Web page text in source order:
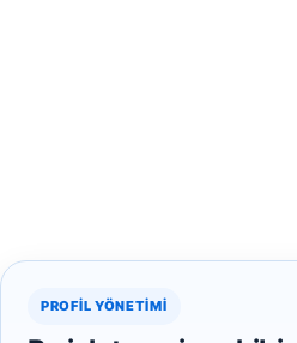
PROFIL YÖNETIMI